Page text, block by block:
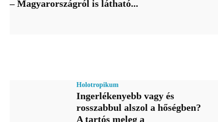
– Magyarországról is látható...
Holotropikum
Ingerlékenyebb vagy és
rosszabbul alszol a hőségben?
A tartós meleg a